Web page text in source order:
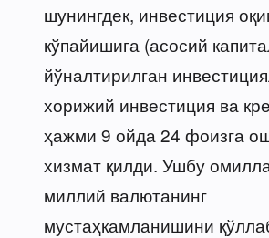
шунингдек, инвестиция
кўпайишига (асосий
йўналтирилган
хорижий инвестиция ва
ҳажми 9 ойда 24 фоизга
хизмат қилди. Ушбу
миллий валютанинг
мустаҳкамланишини